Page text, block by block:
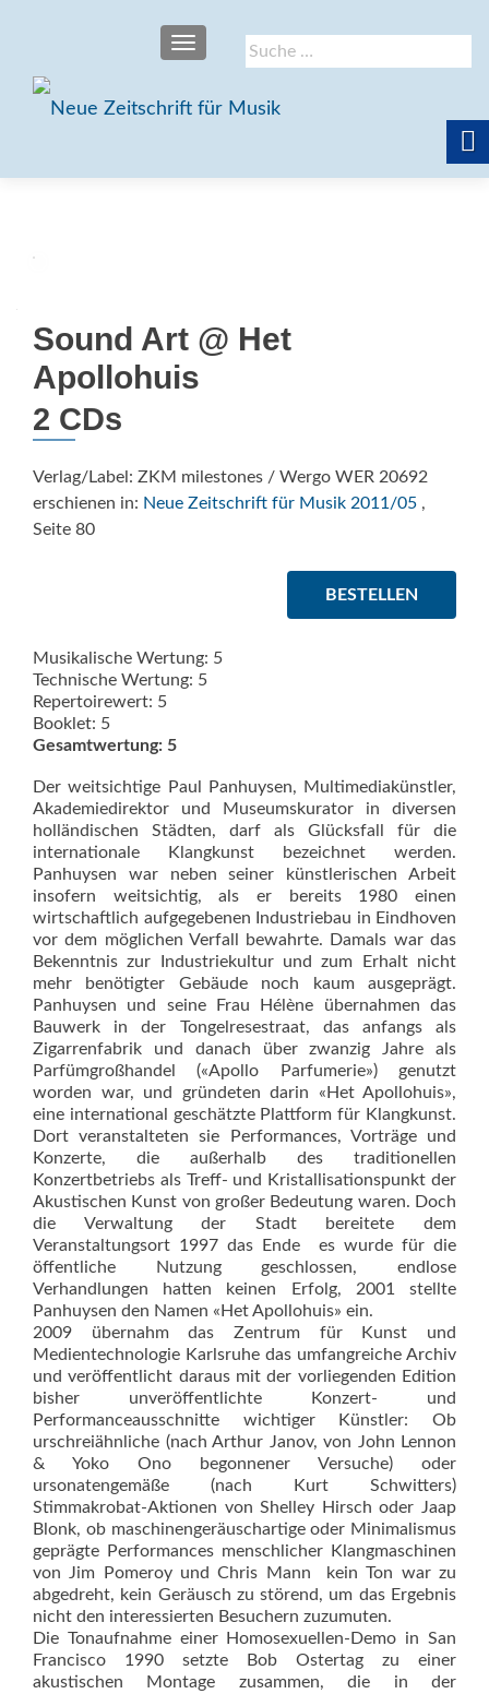
Suche
nach:
SCHALTE NAVIGATION
Sound Art @ Het
Apollohuis
2 CDs
Verlag/Label: ZKM milestones / Wergo WER 20692
erschienen in: Neue Zeitschrift für Musik 2011/05 ,
Seite 80
BESTELLEN
Musikalische Wertung: 5
Technische Wertung: 5
Repertoirewert: 5
Booklet: 5
Gesamtwertung: 5
Der weitsichtige Paul Panhuysen, Multimediakünstler,
Akademiedirektor und Museumskurator in diversen
holländischen Städten, darf als Glücksfall für die
internationale Klangkunst bezeichnet werden.
Panhuysen war neben seiner künstlerischen Arbeit
insofern weitsichtig, als er bereits 1980 einen
wirtschaftlich aufgegebenen Industriebau in Eindhoven
vor dem möglichen Verfall bewahrte. Damals war das
Bekenntnis zur Industriekultur und zum Erhalt nicht
mehr benötigter Gebäude noch kaum ausgeprägt.
Panhuysen und seine Frau Hélène übernahmen das
Bauwerk in der Tongelresestraat, das anfangs als
Zigarrenfabrik und danach über zwanzig Jahre als
Parfümgroßhandel («Apollo Parfumerie») genutzt
worden war, und gründeten darin «Het Apollohuis»,
eine international geschätzte Plattform für Klangkunst.
Dort veranstalteten sie Performances, Vorträge und
Konzerte, die außerhalb des traditionellen
Konzertbetriebs als Treff- und Kristallisationspunkt der
Akustischen Kunst von großer Bedeutung waren. Doch
die Verwaltung der Stadt bereitete dem
Veranstaltungsort 1997 das Ende  es wurde für die
öffentliche Nutzung geschlossen, endlose
Verhandlungen hatten keinen Erfolg, 2001 stellte
Panhuysen den Namen «Het Apollohuis» ein.
2009 übernahm das Zentrum für Kunst und
Medientechnologie Karlsruhe das umfangreiche Archiv
und veröffentlicht daraus mit der vorliegenden Edition
bisher unveröffentlichte Konzert- und
Performanceausschnitte wichtiger Künstler: Ob
urschreiähnliche (nach Arthur Janov, von John Lennon
& Yoko Ono begonnener Versuche) oder
ursonatengemäße (nach Kurt Schwitters)
Stimmakrobat-Aktionen von Shelley Hirsch oder Jaap
Blonk, ob maschinengeräuschartige oder Minimalismus
geprägte Performances menschlicher Klangmaschinen
von Jim Pomeroy und Chris Mann  kein Ton war zu
abgedreht, kein Geräusch zu störend, um das Ergebnis
nicht den interessierten Besuchern zuzumuten.
Die Tonaufnahme einer Homosexuellen-Demo in San
Francisco 1990 setzte Bob Ostertag zu einer
akustischen Montage zusammen, die in der